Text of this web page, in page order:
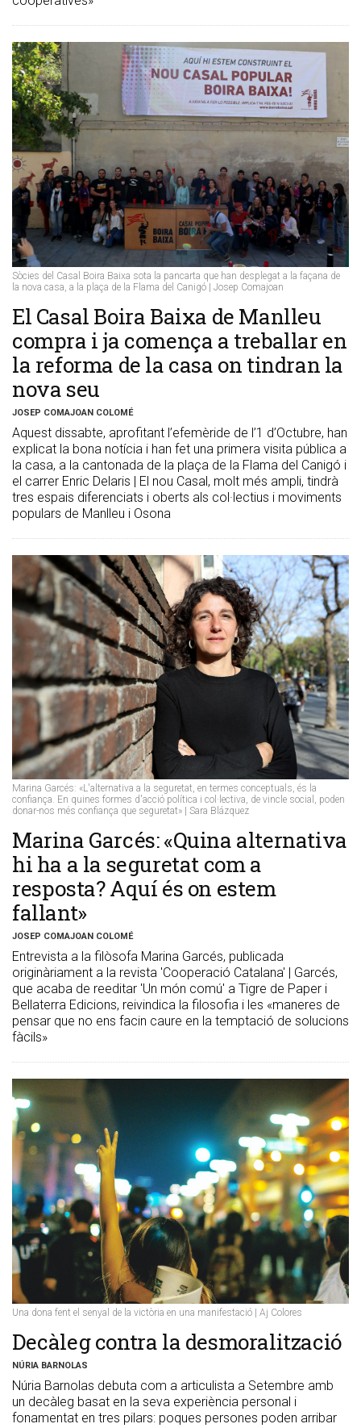
Sòcies del Casal Boira Baixa sota la pancarta que han desplegat a la façana de
la nova casa, a la plaça de la Flama del Canigó | Josep Comajoan
El Casal Boira Baixa de Manlleu
compra i ja comença a treballar en
la reforma de la casa on tindran la
nova seu
JOSEP COMAJOAN COLOMÉ
Aquest dissabte, aprofitant l’efemèride de l’1 d’Octubre, han
explicat la bona notícia i han fet una primera visita pública a
la casa, a la cantonada de la plaça de la Flama del Canigó i
el carrer Enric Delaris | El nou Casal, molt més ampli, tindrà
tres espais diferenciats i oberts als col·lectius i moviments
populars de Manlleu i Osona
Marina Garcés: «L'alternativa a la seguretat, en termes conceptuals, és la
confiança. En quines formes d'acció política i col·lectiva, de vincle social, poden
donar-nos més confiança que seguretat» | Sara Blázquez
Marina Garcés: «Quina alternativa
hi ha a la seguretat com a
resposta? Aquí és on estem
fallant»
JOSEP COMAJOAN COLOMÉ
Entrevista a la filòsofa Marina Garcés, publicada
originàriament a la revista 'Cooperació Catalana' | Garcés,
que acaba de reeditar 'Un món comú' a Tigre de Paper i
Bellaterra Edicions, reivindica la filosofia i les «maneres de
pensar que no ens facin caure en la temptació de solucions
fàcils»
Una dona fent el senyal de la victòria en una manifestació | Aj Colores
Decàleg contra la desmoralització
NÚRIA BARNOLAS
Núria Barnolas debuta com a articulista a Setembre amb
un decàleg basat en la seva experiència personal i
fonamentat en tres pilars: poques persones poden arribar